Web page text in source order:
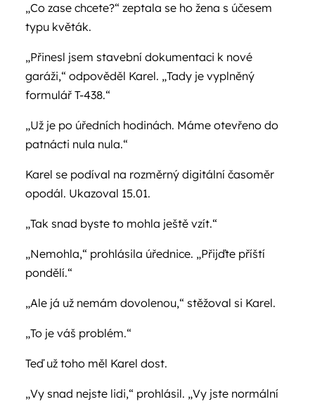
„Co zase chcete?“ zeptala se ho žena s účesem
typu květák.
„Přinesl jsem stavební dokumentaci k nové
garáži,“ odpověděl Karel. „Tady je vyplněný
formulář T-438.“
„Už je po úředních hodinách. Máme otevřeno do
patnácti nula nula.“
Karel se podíval na rozměrný digitální časoměr
opodál. Ukazoval 15.01.
„Tak snad byste to mohla ještě vzít.“
„Nemohla,“ prohlásila úřednice. „Přijďte příští
pondělí.“
„Ale já už nemám dovolenou,“ stěžoval si Karel.
„To je váš problém.“
Teď už toho měl Karel dost.
„Vy snad nejste lidi,“ prohlásil. „Vy jste normální